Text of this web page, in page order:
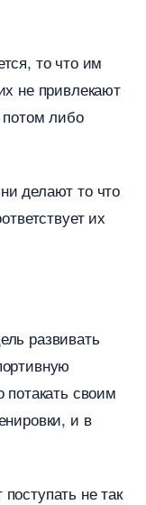
то что им
не привлекают
потом либо
делают то что
их
развивать
потакать своим
и
не так